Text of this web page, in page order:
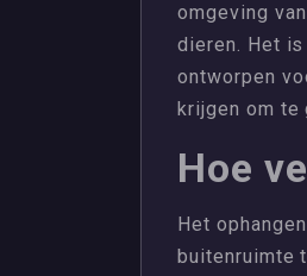
omgeving
dieren. Het
ontworpen
krijgen om te
Hoe
Het
buitenruimte